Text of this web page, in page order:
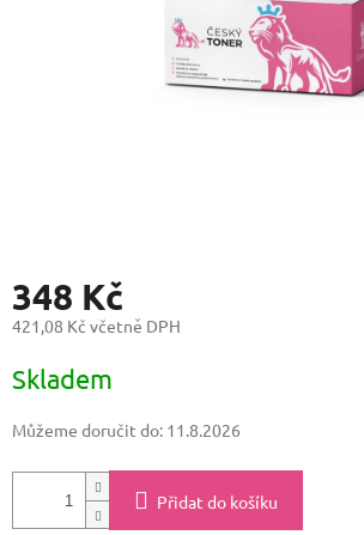
348 Kč
421,08 Kč včetně DPH
cena:
Skladem
Můžeme doručit do: 11.8.2026
Přidat do košíku